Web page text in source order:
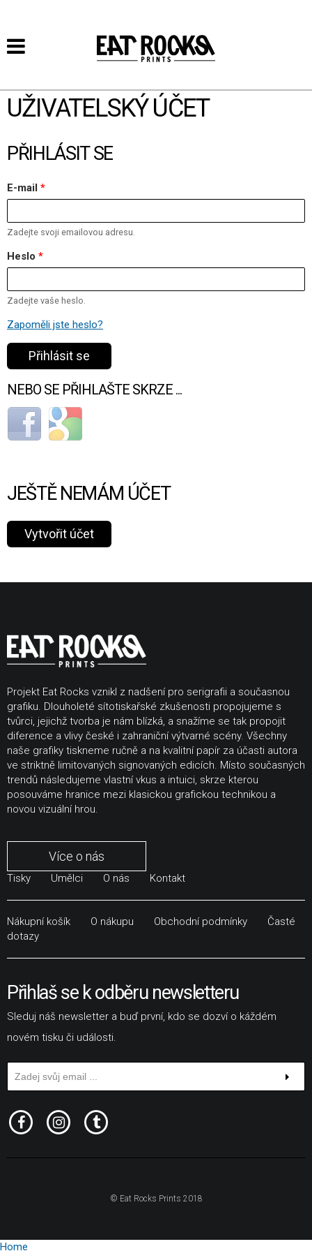
obsahu
UŽIVATELSKÝ ÚČET
PŘIHLÁSIT SE
E-mail *
Zadejte svoji emailovou adresu.
Heslo *
Zadejte vaše heslo.
Zapoměli jste heslo?
NEBO SE PŘIHLAŠTE SKRZE ...
Login with Facebook
Login with Google
JEŠTĚ NEMÁM ÚČET
Vytvořit účet
Projekt Eat Rocks vznikl z nadšení pro serigrafii a současnou
grafiku. Dlouholeté sítotiskařské zkušenosti propojujeme s
tvůrci, jejichž tvorba je nám blízká, a snažíme se tak propojit
diference a vlivy české i zahraniční výtvarné scény. Všechny
naše grafiky tiskneme ručně a na kvalitní papír za účasti autora
ve striktně limitovaných signovaných edicích. Místo současných
trendů následujeme vlastní vkus a intuici, skrze kterou
posouváme hranice mezi klasickou grafickou technikou a
novou vizuální hrou.
Více o nás
Tisky Umělci O nás Kontakt
Nákupní košík O nákupu Obchodní podmínky
Časté
dotazy
Přihlaš se k odběru newsletteru
Sleduj náš newsletter a buď první, kdo se dozví o káždém
novém tisku či události.
© Eat Rocks Prints 2018
Home